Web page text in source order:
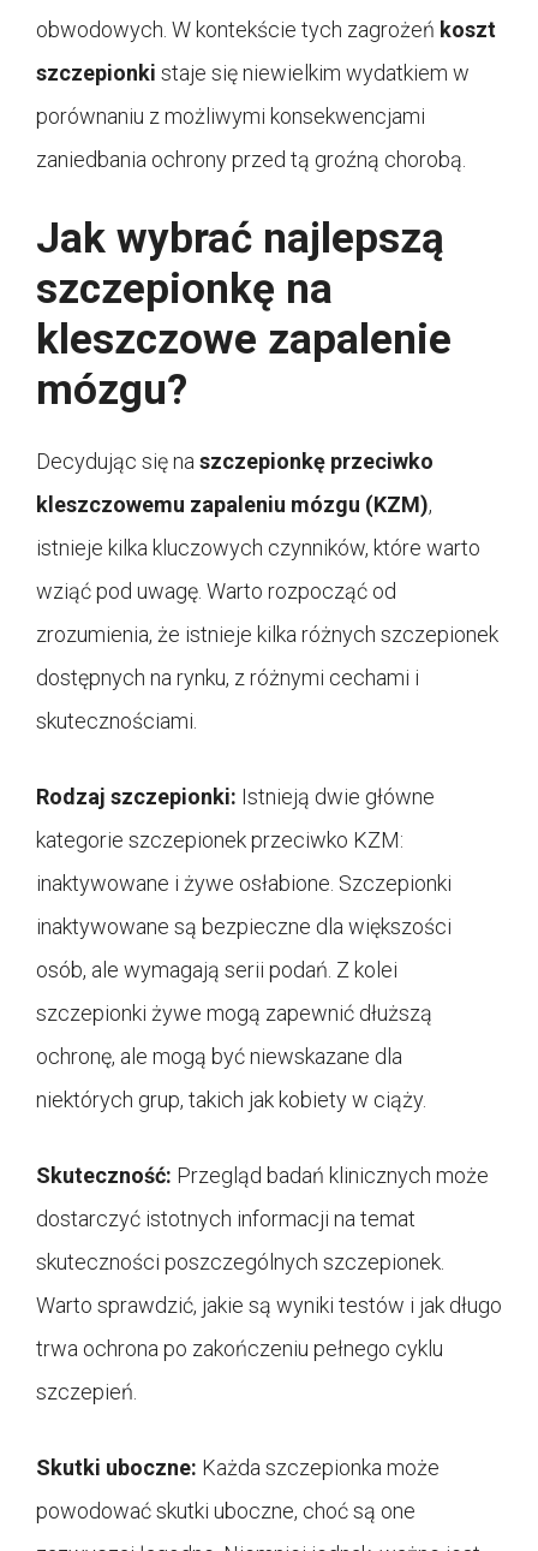
obwodowych. W kontekście tych zagrożeń koszt
szczepionki staje się niewielkim wydatkiem w
porównaniu z możliwymi konsekwencjami
zaniedbania ochrony przed tą groźną chorobą.
Jak wybrać najlepszą
szczepionkę na
kleszczowe zapalenie
mózgu?
Decydując się na szczepionkę przeciwko
kleszczowemu zapaleniu mózgu (KZM),
istnieje kilka kluczowych czynników, które warto
wziąć pod uwagę. Warto rozpocząć od
zrozumienia, że istnieje kilka różnych szczepionek
dostępnych na rynku, z różnymi cechami i
skutecznościami.
Rodzaj szczepionki: Istnieją dwie główne
kategorie szczepionek przeciwko KZM:
inaktywowane i żywe osłabione. Szczepionki
inaktywowane są bezpieczne dla większości
osób, ale wymagają serii podań. Z kolei
szczepionki żywe mogą zapewnić dłuższą
ochronę, ale mogą być niewskazane dla
niektórych grup, takich jak kobiety w ciąży.
Skuteczność: Przegląd badań klinicznych może
dostarczyć istotnych informacji na temat
skuteczności poszczególnych szczepionek.
Warto sprawdzić, jakie są wyniki testów i jak długo
trwa ochrona po zakończeniu pełnego cyklu
szczepień.
Skutki uboczne: Każda szczepionka może
powodować skutki uboczne, choć są one